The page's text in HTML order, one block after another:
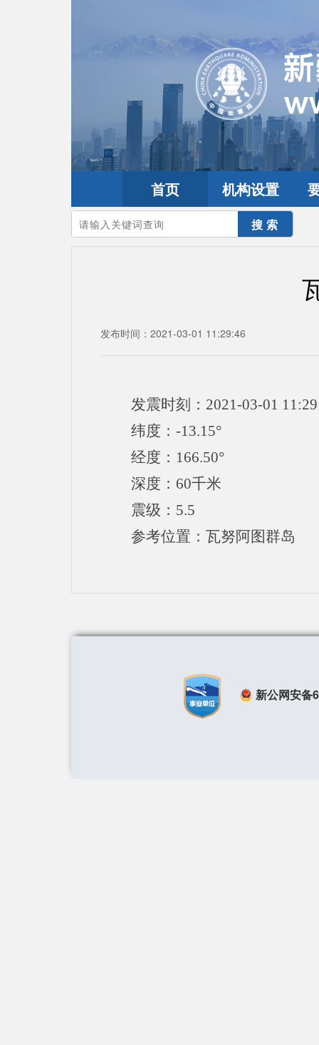
首页 机构设置
您的当前位置：首页>地震频道 全球震讯
发布时间：2021-03-01 11:29:46
发震时刻：2021-03-01
纬度：-13.15°
经度：166.50°
深度：60千米
震级：5.5
参考位置：瓦努阿图群岛
新公网安备